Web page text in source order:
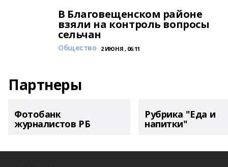
В Благовещенском районе
взяли на контроль вопросы
сельчан
Общество 2 ИЮНЯ , 06:11
Партнеры
Фотобанк
журналистов РБ
Рубрика "Еда и
напитки"